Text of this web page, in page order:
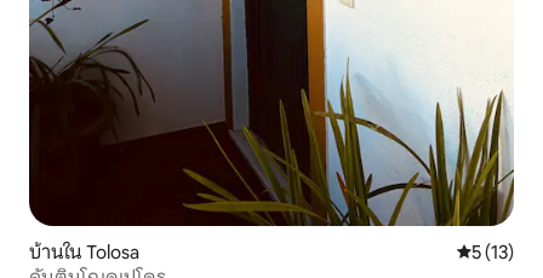
บ้านใน Tolosa คะแนนเฉลี่
5 (13)